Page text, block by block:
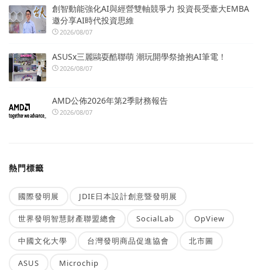
創智動能強化AI與經營雙軸競爭力 投資長受臺大EMBA
邀分享AI時代投資思維
2026/08/07
ASUSx三麗鷗耍酷聯萌 潮玩開學祭搶抱AI筆電！
2026/08/07
AMD公佈2026年第2季財務報告
2026/08/07
熱門標籤
國際發明展 JDIE日本設計創意暨發明展
世界發明智慧財產聯盟總會 SocialLab OpView
中國文化大學 台灣發明商品促進協會 北市圖
ASUS Microchip